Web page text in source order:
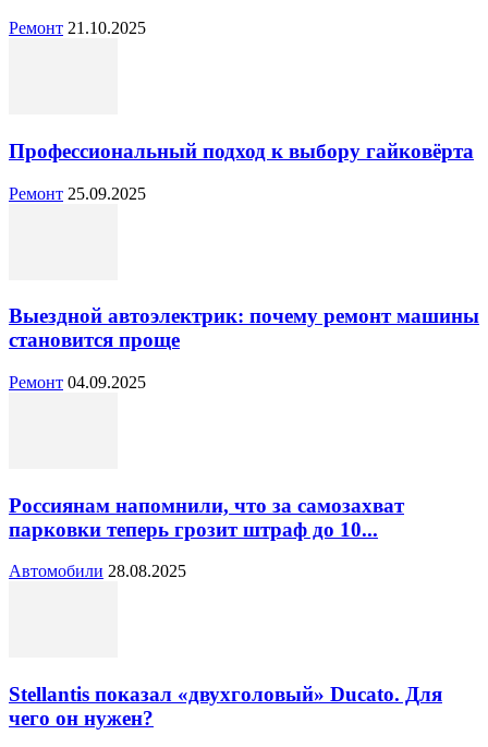
Ремонт 21.10.2025
Профессиональный подход к выбору гайковёрта
Ремонт 25.09.2025
Выездной автоэлектрик: почему ремонт машины
становится проще
Ремонт 04.09.2025
Россиянам напомнили, что за самозахват
парковки теперь грозит штраф до 10...
Автомобили 28.08.2025
Stellantis показал «двухголовый» Ducato. Для
чего он нужен?